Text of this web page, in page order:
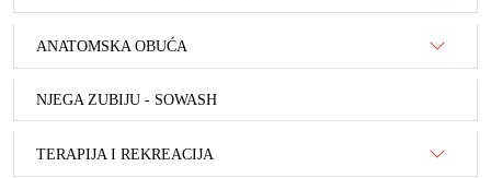
ANATOMSKA OBUĆA
NJEGA ZUBIJU - SOWASH
TERAPIJA I REKREACIJA